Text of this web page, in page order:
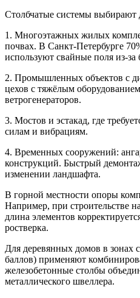
Столбчатые системы выбирают
1. Многоэтажных жилых
почвах. В Санкт-Петербурге
используют свайные поля из-за
2. Промышленных объектов с
цехов с тяжёлым
ветрогенераторов.
3. Мостов и эстакад, где
силам и вибрациям.
4. Временных сооружений:
конструкций. Быстрый
изменении ландшафта.
В горной местности опоры
Например, при строительстве
длина элементов
ростверка.
Для деревянных домов в зонах
баллов) применяют
железобетонные столбы
металлического швеллера.